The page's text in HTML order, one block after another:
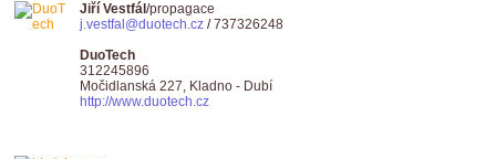
Jiří Vestfál/propagace
j.vestfal@duotech.cz /737326248
DuoTech
312245896
Močidlanská 227, Kladno - Dubí
http://www.duotech.cz